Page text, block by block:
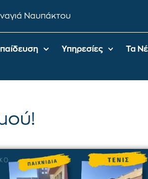
Ναυπάκτου
Υπηρεσίες Τα